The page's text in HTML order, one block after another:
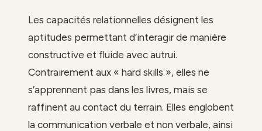
Les capacités relationnelles désignent les
aptitudes permettant d’interagir de manière
constructive et fluide avec autrui.
Contrairement aux « hard skills », elles ne
s’apprennent pas dans les livres, mais se
raffinent au contact du terrain. Elles englobent
la communication verbale et non verbale, ainsi